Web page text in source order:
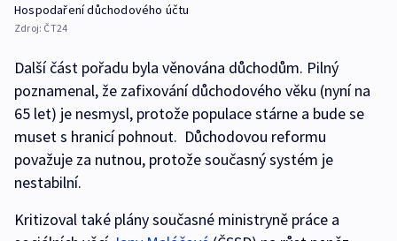
Hospodaření důchodového účtu
Zdroj: ČT24
Další část pořadu byla věnována důchodům. Pilný
poznamenal, že zafixování důchodového věku (nyní na
65 let) je nesmysl, protože populace stárne a bude se
muset s hranicí pohnout. Důchodovou reformu
považuje za nutnou, protože současný systém je
nestabilní.
Kritizoval také plány současné ministryně práce a